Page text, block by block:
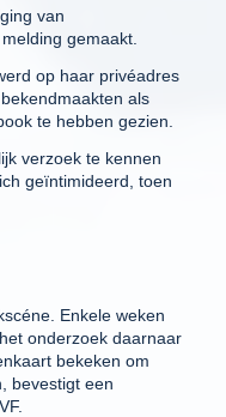
van
gemaakt.
op haar privéadres
als
te hebben gezien.
verzoek te kennen
geïntimideerd, toen
Enkele weken
onderzoek daarnaar
bekeken om
bevestigt een